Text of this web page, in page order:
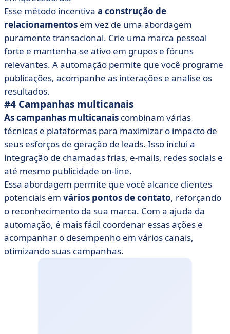
Esse método incentiva a construção de
relacionamentos em vez de uma abordagem
puramente transacional. Crie uma marca pessoal
forte e mantenha-se ativo em grupos e fóruns
relevantes. A automação permite que você programe
publicações, acompanhe as interações e analise os
resultados.
#4 Campanhas multicanais
As campanhas multicanais combinam várias
técnicas e plataformas para maximizar o impacto de
seus esforços de geração de leads. Isso inclui a
integração de chamadas frias, e-mails, redes sociais e
até mesmo publicidade on-line.
Essa abordagem permite que você alcance clientes
potenciais em vários pontos de contato, reforçando
o reconhecimento da sua marca. Com a ajuda da
automação, é mais fácil coordenar essas ações e
acompanhar o desempenho em vários canais,
otimizando suas campanhas.